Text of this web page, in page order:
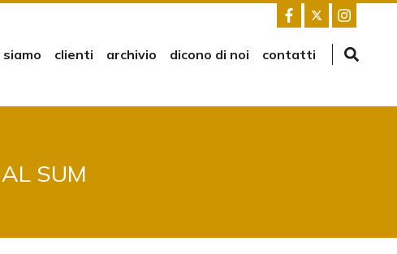
siamo clienti archivio dicono di noi contatti
SUM